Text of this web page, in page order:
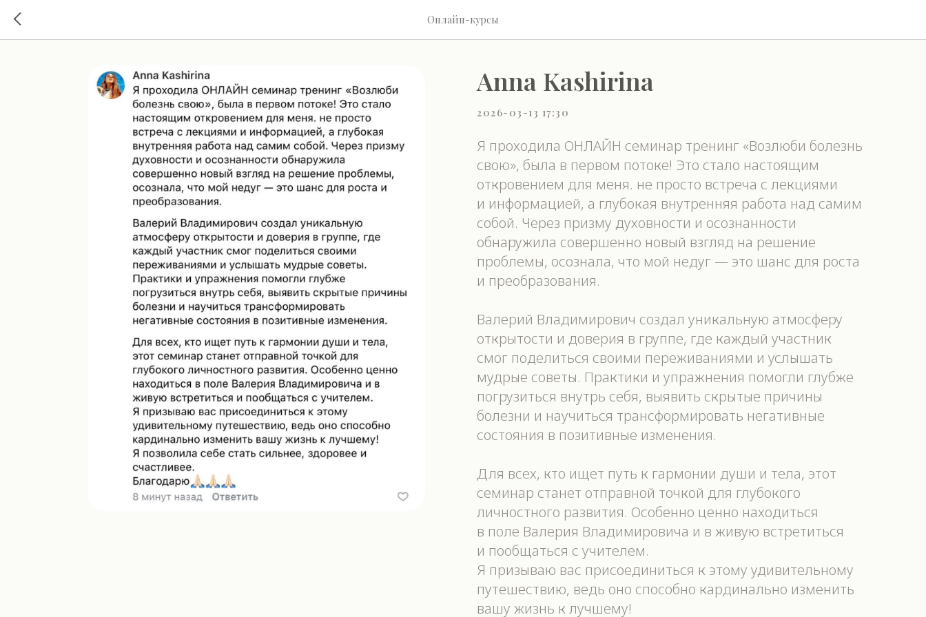
Онлайн-курсы
Anna Kashirina
2026-03-13 17:30
Я проходила ОНЛАЙН семинар тренинг «Возлюби болезнь
свою», была в первом потоке! Это стало настоящим
откровением для меня. не просто встреча с лекциями
и информацией, а глубокая внутренняя работа над самим
собой. Через призму духовности и осознанности
обнаружила совершенно новый взгляд на решение
проблемы, осознала, что мой недуг — это шанс для роста
и преобразования.
Валерий Владимирович создал уникальную атмосферу
открытости и доверия в группе, где каждый участник
смог поделиться своими переживаниями и услышать
мудрые советы. Практики и упражнения помогли глубже
погрузиться внутрь себя, выявить скрытые причины
болезни и научиться трансформировать негативные
состояния в позитивные изменения.
Для всех, кто ищет путь к гармонии души и тела, этот
семинар станет отправной точкой для глубокого
личностного развития. Особенно ценно находиться
в поле Валерия Владимировича и в живую встретиться
и пообщаться с учителем.
Я призываю вас присоединиться к этому удивительному
путешествию, ведь оно способно кардинально изменить
вашу жизнь к лучшему!